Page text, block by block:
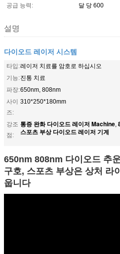
공급 능력:
달 당 600
설명
다이오드 레이저 시스템
타입:레이저 치료를 암호로 하십시오
기능:진통 치료
파장:650nm, 808nm
사이
즈:
310*250*180mm
강조
점:
통증 완화 다이오드 레이저 Machine,
스포츠 부상 다이오드 레이저 기계
650nm 808nm 다이오드 추
구호, 스포츠 부상은 상처 라
웁니다